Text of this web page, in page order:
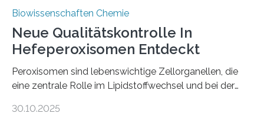
Biowissenschaften Chemie
Neue Qualitätskontrolle In
Hefeperoxisomen Entdeckt
Peroxisomen sind lebenswichtige Zellorganellen, die
eine zentrale Rolle im Lipidstoffwechsel und bei der
erfüllen können, müssen zahlreiche Enzyme präzise in
30.10.2025